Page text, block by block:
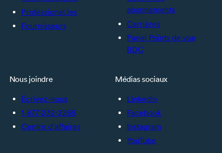
Professionel.les
Fournisseurs
abonnements
Carrières
Panel Points de vue
BDC
Nous joindre
Écrivez-nous
1-877-232-2269
Centre d’affaires
Médias sociaux
LinkedIn
Facebook
Instagram
YouTube